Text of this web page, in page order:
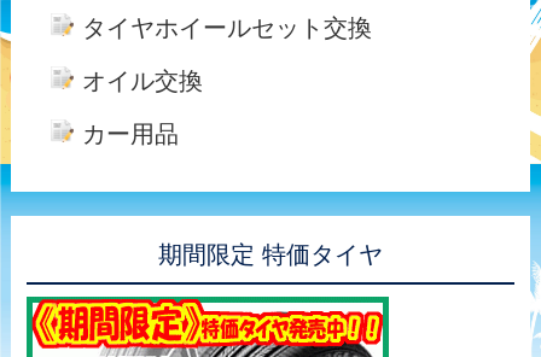
タイヤホイールセット交換
オイル交換
カー用品
期間限定 特価タイヤ